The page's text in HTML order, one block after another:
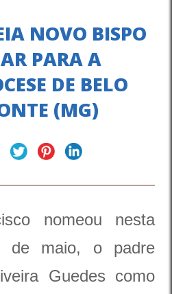
NOVO BISPO
PARA A
DE BELO
(MG)
nomeou nesta
de maio, o padre
Guedes como